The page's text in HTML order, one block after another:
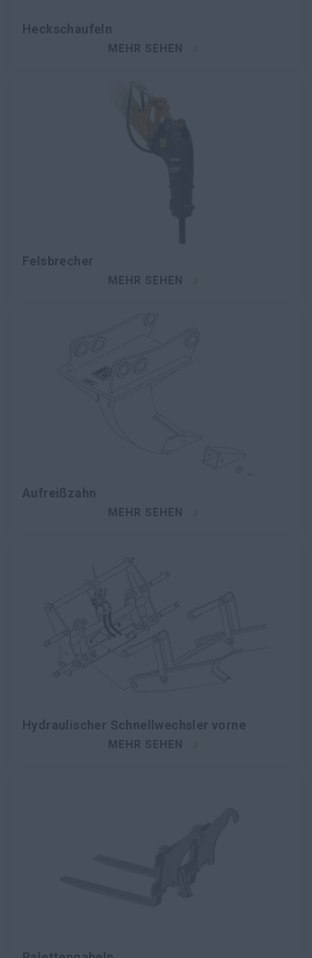
Heckschaufeln
MEHR SEHEN
Felsbrecher
MEHR SEHEN
Aufreißzahn
MEHR SEHEN
Hydraulischer Schnellwechsler vorne
MEHR SEHEN